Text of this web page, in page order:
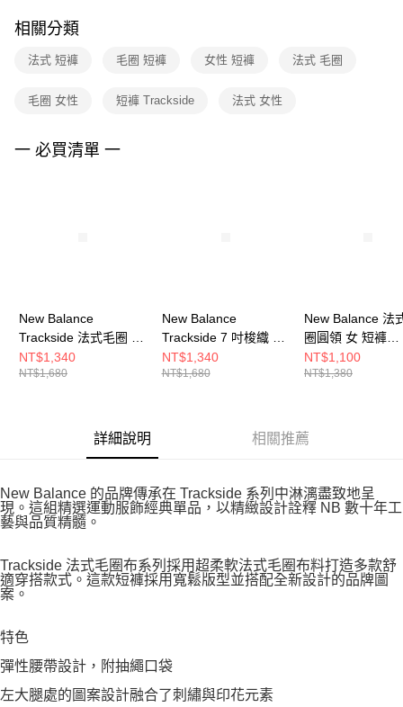
※ 交易是否成功請以「AFTEE先享後付 」之結帳頁面顯示為準，若有關於
是否繳費成功／繳費後需取消欲退款等相關疑問，請聯繫「AFTEE先享後付
客戶支援中心」
https://netprotections.freshdesk.com/support/home
１．透過由恩沛科技股份有限公司提供之「AFTEE先享後付」服務完成之交
２．關於個人資料處理事宜，請瀏覽以下網址：
相關分類
法式 短褲 毛圈 短褲 女性 短褲 法式 毛圈
毛圈 女性 短褲 Trackside 法式 女性
一 必買清單 一
New Balance
Trackside 法式毛圈 女
短褲 WB62232JBLK-F
NT$1,340
NT$1,680
New Balance
Trackside 7 吋梭織 男
短褲 MB62U39TBK-F
NT$1,340
NT$1,680
New Balance 法
圈圓領 女 短褲
WB61Y4U7AHH-
NT$1,100
NT$1,380
詳細說明 相關推薦
New Balance 的品牌傳承在 Trackside 系列中淋漓盡致地呈
現。這組精選運動服飾經典單品，以精緻設計詮釋 NB 數十年工
藝與品質精髓。
Trackside 法式毛圈布系列採用超柔軟法式毛圈布料打造多款舒
適穿搭款式。這款短褲採用寬鬆版型並搭配全新設計的品牌圖
案。
特色
彈性腰帶設計，附抽繩口袋
左大腿處的圖案設計融合了刺繡與印花元素